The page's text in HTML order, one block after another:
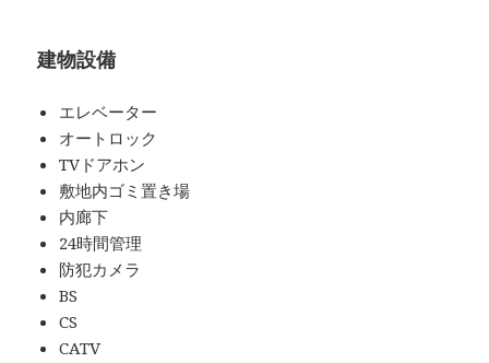
建物設備
エレベーター
オートロック
TVドアホン
敷地内ゴミ置き場
内廊下
24時間管理
防犯カメラ
BS
CS
CATV